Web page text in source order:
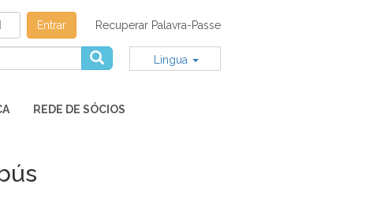
Entrar Recuperar Palavra-Passe
Lingua
REDE DE SÓCIOS